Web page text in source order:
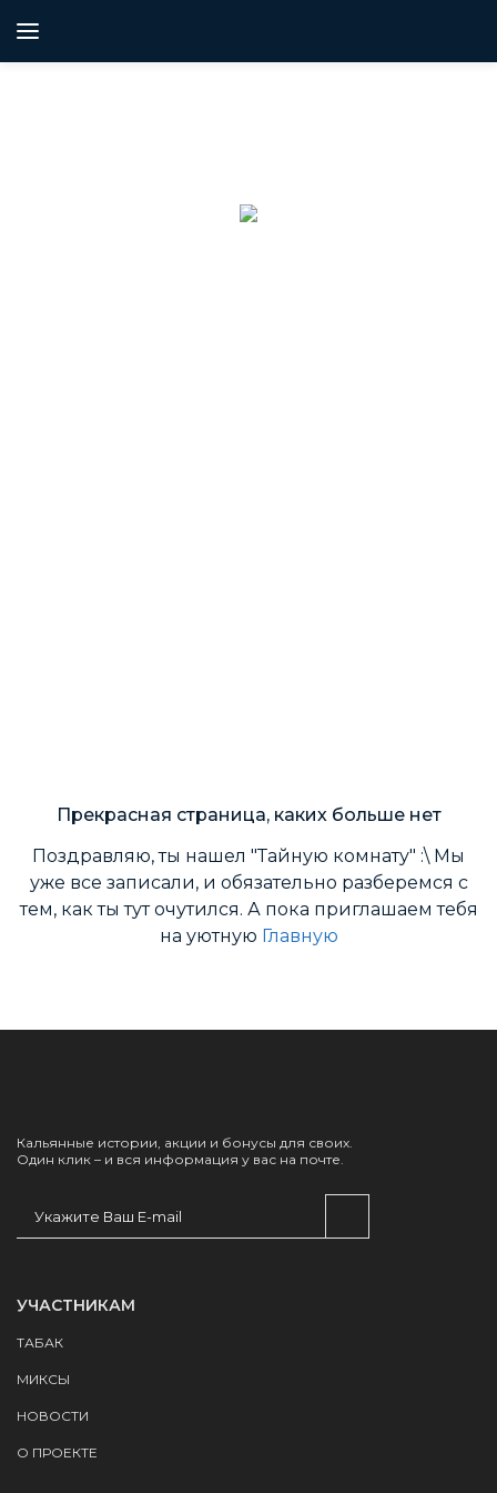
Прекрасная страница, каких больше нет
Поздравляю, ты нашел "Тайную комнату" :\ Мы
уже все записали, и обязательно разберемся с
тем, как ты тут очутился. А пока приглашаем тебя
на уютную Главную
Кальянные истории, акции и бонусы для своих.
Один клик – и вся информация у вас на почте.
УЧАСТНИКАМ
ТАБАК
МИКСЫ
НОВОСТИ
О ПРОЕКТЕ